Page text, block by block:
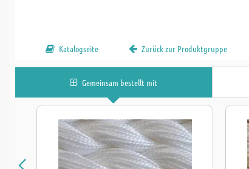
Katalogseite Zurück zur Produktgruppe
Gemeinsam bestellt mit